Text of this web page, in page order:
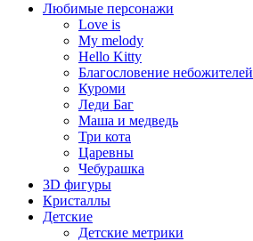
Любимые персонажи
Love is
My melody
Hello Kitty
Благословение небожителей
Куроми
Леди Баг
Маша и медведь
Три кота
Царевны
Чебурашка
3D фигуры
Кристаллы
Детские
Детские метрики